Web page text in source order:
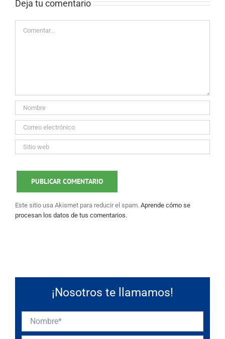
Deja tu comentario
Este sitio usa Akismet para reducir el spam. Aprende cómo se
procesan los datos de tus comentarios.
¡Nosotros te llamamos!